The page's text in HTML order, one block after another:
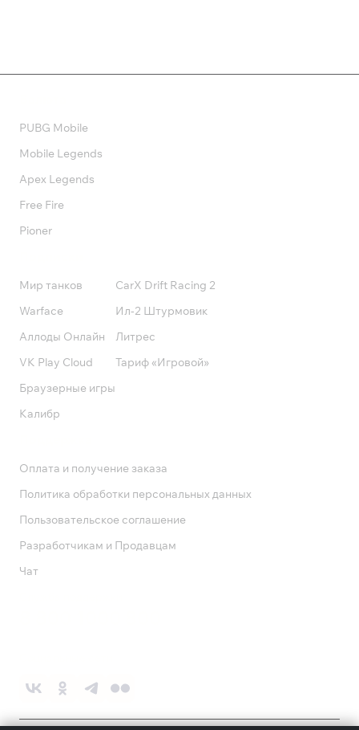
PUBG Mobile
Mobile Legends
Apex Legends
Free Fire
Pioner
Мир танков
Warface
Аллоды Онлайн
VK Play Cloud
Браузерные игры
Калибр
CarX Drift Racing 2
Ил-2 Штурмовик
Литрес
Тариф «Игровой»
Оплата и получение заказа
Политика обработки персональных данных
Пользовательское соглашение
Разработчикам и Продавцам
Чат